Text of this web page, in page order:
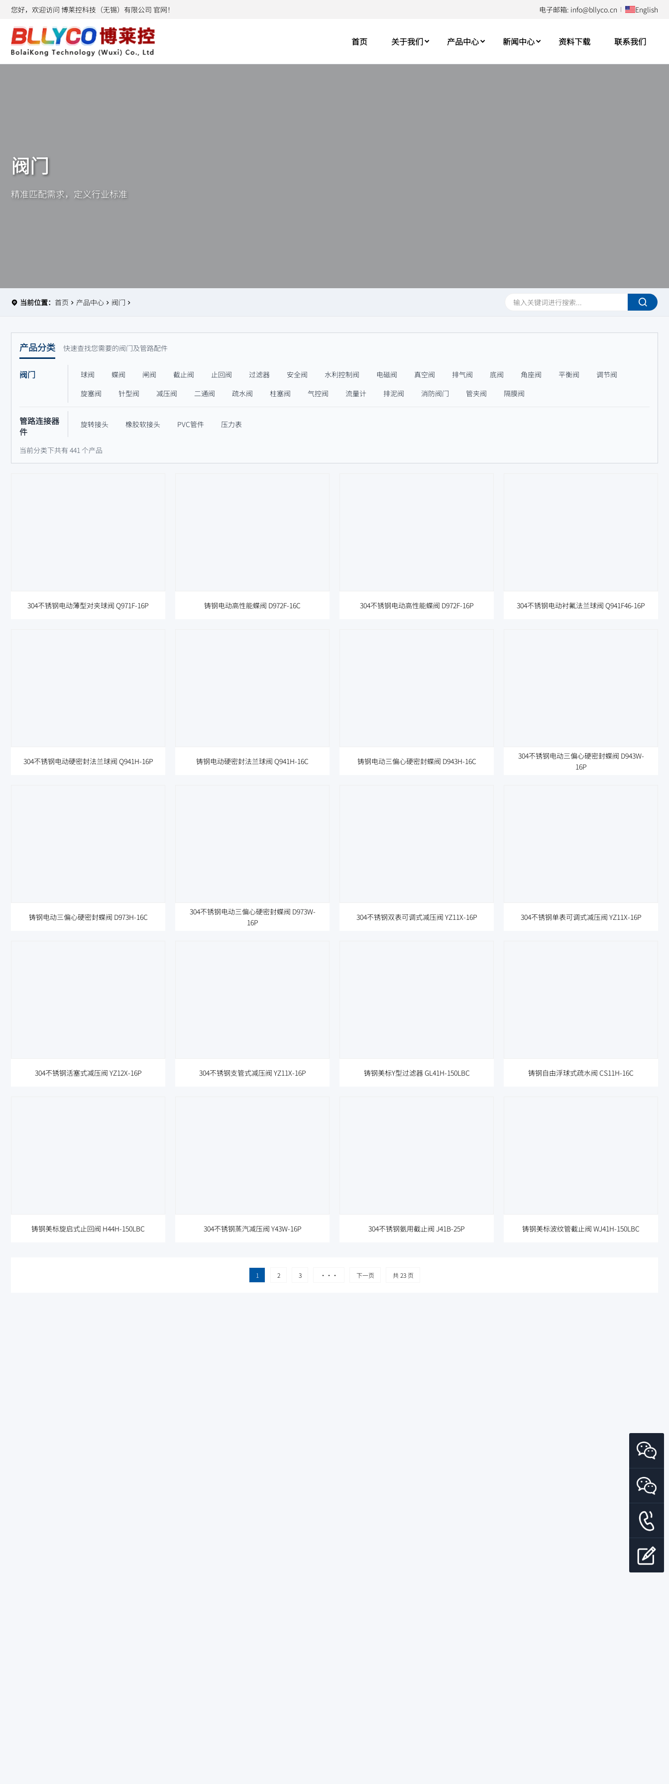
您好，欢迎访问 博莱控科技（无锡）有限公司 官网！ 电子邮箱: info@bllyco.cn English
首页 关于我们 产品中心 新闻中心 资料下载 联系我们
阀门
精准匹配需求，定义行业标准
当前位置： 首页 产品中心 阀门
产品分类 快速查找您需要的阀门及管路配件
阀门 球阀 蝶阀 闸阀 截止阀 止回阀 过滤器 安全阀 水利控制阀 电磁阀 真空阀 排气阀 底阀 角座阀 平衡阀
调节阀
旋塞阀
针型阀 减压阀 二通阀 疏水阀 柱塞阀 气控阀 流量计 排泥阀 消防阀门 管夹阀 隔膜阀
管路连接器
件
旋转接头 橡胶软接头 PVC管件 压力表
当前分类下共有 441 个产品
304不锈钢电动薄型对夹球阀 Q971F-16P 铸钢电动高性能蝶阀 D972F-16C 304不锈钢电动高性能蝶阀 D972F-16P 304不锈钢电动衬氟法兰球阀 Q941F46-16P
304不锈钢电动硬密封法兰球阀 Q941H-16P 铸钢电动硬密封法兰球阀 Q941H-16C 铸钢电动三偏心硬密封蝶阀 D943H-16C
304不锈钢电动三偏心硬密封蝶阀 D943W-
16P
铸钢电动三偏心硬密封蝶阀 D973H-16C
304不锈钢电动三偏心硬密封蝶阀 D973W-
16P
304不锈钢双表可调式减压阀 YZ11X-16P 304不锈钢单表可调式减压阀 YZ11X-16P
304不锈钢活塞式减压阀 YZ12X-16P 304不锈钢支管式减压阀 YZ11X-16P 铸钢美标Y型过滤器 GL41H-150LBC 铸钢自由浮球式疏水阀 CS11H-16C
铸钢美标旋启式止回阀 H44H-150LBC 304不锈钢蒸汽减压阀 Y43W-16P 304不锈钢氨用截止阀 J41B-25P 铸钢美标波纹管截止阀 WJ41H-150LBC
1 2 3 ··· 下一页 共 23 页